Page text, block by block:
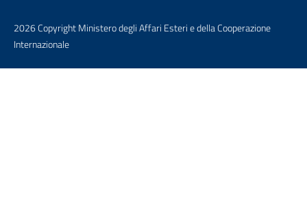
2026 Copyright Ministero degli Affari Esteri e della Cooperazione
Internazionale